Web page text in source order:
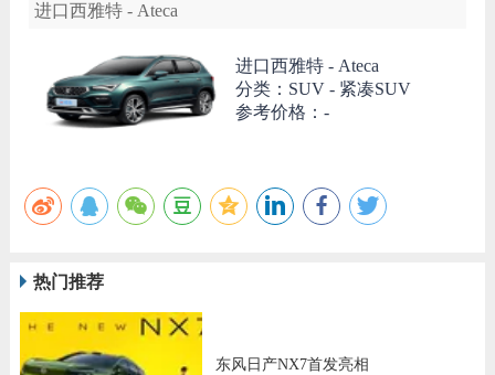
进口西雅特 - Ateca
进口西雅特 - Ateca
分类：SUV - 紧凑SUV
参考价格：-
热门推荐
东风日产NX7首发亮相